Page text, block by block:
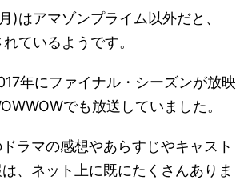
)はアマゾンプライム以外だと、
ているようです。
年にファイナル・シーズンが放映
でも放送していました。
ラマの感想やあらすじやキャスト
、ネット上に既にたくさんありま